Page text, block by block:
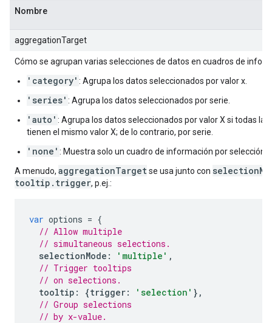
Nombre
aggregationTarget
Cómo se agrupan varias selecciones de datos en cuadros de
'category' : Agrupa los datos seleccionados por valor x.
'series' : Agrupa los datos seleccionados por serie.
'auto' : Agrupa los datos seleccionados por valor X si todas
tienen el mismo valor X; de lo contrario, por serie.
'none' : Muestra solo un cuadro de información por selección.
A menudo, aggregationTargetse usa junto con
tooltip.trigger, p.ej.:
var options = {
// Allow multiple
// simultaneous selections.
selectionMode : 'multiple' ,
// Trigger tooltips
// on selections.
tooltip : {trigger: 'selection' },
// Group selections
// by x-value.